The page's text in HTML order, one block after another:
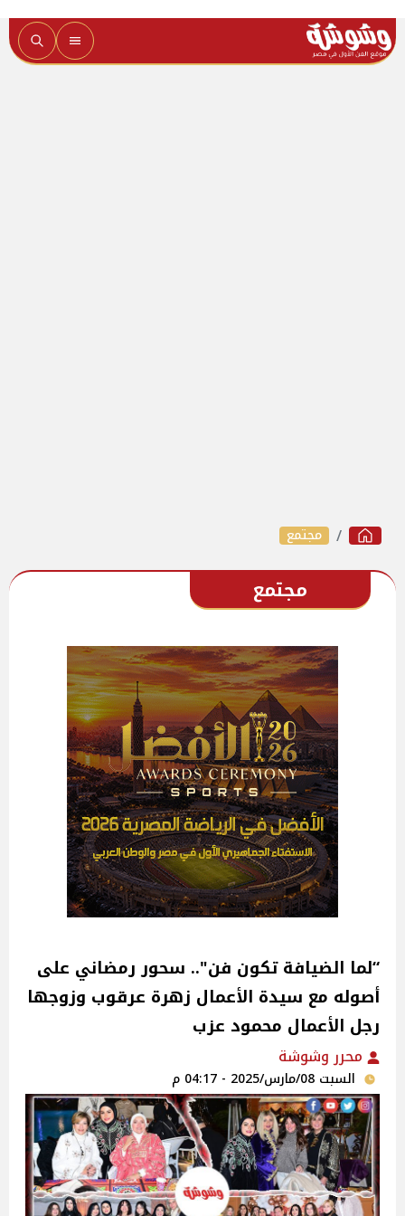
مجتمع
مجتمع
“لما الضيافة تكون فن".. سحور رمضاني على
أصوله مع سيدة الأعمال زهرة عرقوب وزوجها
رجل الأعمال محمود عزب
محرر وشوشة
السبت 08/مارس/2025 - 04:17 م